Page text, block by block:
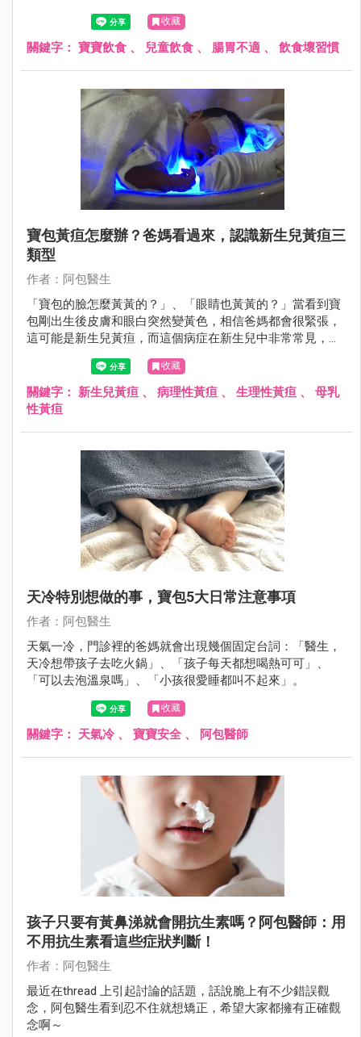
食物美味，所以改不掉，結果演變成常常脹氣或肚子痛。
收藏
關鍵字： 寶寶飲食 、 兒童飲食 、 腸胃不適 、 飲食壞習慣
寶包黃疸怎麼辦？爸媽看過來，認識新生兒黃疸三
類型
作者：阿包醫生
「寶包的臉怎麼黃黃的？」、「眼睛也黃黃的？」當看到寶
包剛出生後皮膚和眼白突然變黃色，相信爸媽都會很緊張，
這可能是新生兒黃疸，而這個病症在新生兒中非常常見，透
過醫師評估檢查必要時接受照光治療，大多不會有後遺症。
收藏
關鍵字： 新生兒黃疸 、 病理性黃疸 、 生理性黃疸 、 母乳
性黃疸
天冷特別想做的事，寶包5大日常注意事項
作者：阿包醫生
天氣一冷，門診裡的爸媽就會出現幾個固定台詞：「醫生，
天冷想帶孩子去吃火鍋」、「孩子每天都想喝熱可可」、
「可以去泡溫泉嗎」、「小孩很愛睡都叫不起來」。
收藏
關鍵字： 天氣冷 、 寶寶安全 、 阿包醫師
孩子只要有黃鼻涕就會開抗生素嗎？阿包醫師：用
不用抗生素看這些症狀判斷！
作者：阿包醫生
最近在thread 上引起討論的話題，話說脆上有不少錯誤觀
念，阿包醫生看到忍不住就想矯正，希望大家都擁有正確觀
念啊～